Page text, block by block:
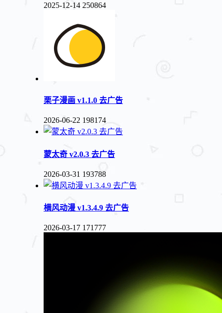
2025-12-14 250864
栗子漫画 v1.1.0 去广告
2026-06-22 198174
蒙太奇 v2.0.3 去广告
2026-03-31 193788
横风动漫 v1.3.4.9 去广告
2026-03-17 171777